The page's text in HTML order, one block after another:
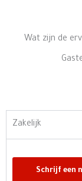
Wat zijn de
Zakelijk